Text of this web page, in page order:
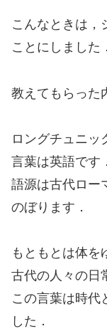
こんなときは，
ことにしました．
教えてもらった
ロングチュニッ
言葉は英語です．
語源は古代ロー
のぼります．
もともとは体を
古代の人々の日
この言葉は時代
した．